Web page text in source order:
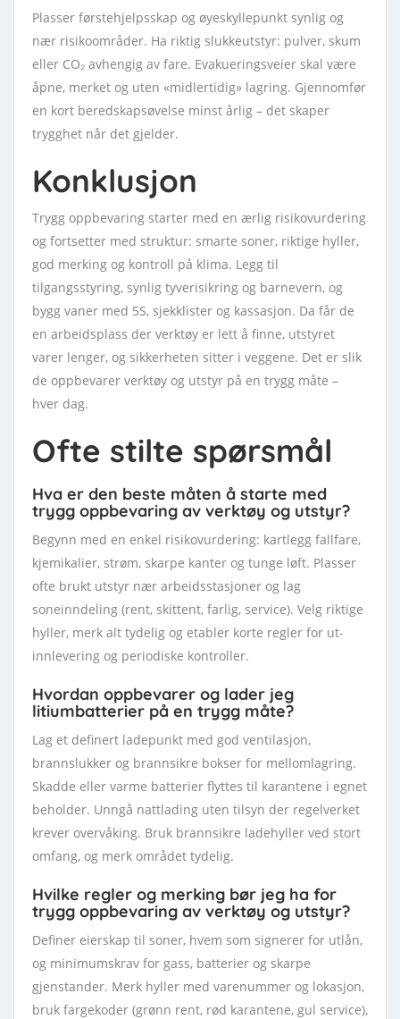
Plasser førstehjelpsskap og øyeskyllepunkt synlig og
nær risikoområder. Ha riktig slukkeutstyr: pulver, skum
eller CO₂ avhengig av fare. Evakueringsveier skal være
åpne, merket og uten «midlertidig» lagring. Gjennomfør
en kort beredskapsøvelse minst årlig – det skaper
trygghet når det gjelder.
Konklusjon
Trygg oppbevaring starter med en ærlig risikovurdering
og fortsetter med struktur: smarte soner, riktige hyller,
god merking og kontroll på klima. Legg til
tilgangsstyring, synlig tyverisikring og barnevern, og
bygg vaner med 5S, sjekklister og kassasjon. Da får de
en arbeidsplass der verktøy er lett å finne, utstyret
varer lenger, og sikkerheten sitter i veggene. Det er slik
de oppbevarer verktøy og utstyr på en trygg måte –
hver dag.
Ofte stilte spørsmål
Hva er den beste måten å starte med
trygg oppbevaring av verktøy og utstyr?
Begynn med en enkel risikovurdering: kartlegg fallfare,
kjemikalier, strøm, skarpe kanter og tunge løft. Plasser
ofte brukt utstyr nær arbeidsstasjoner og lag
soneinndeling (rent, skittent, farlig, service). Velg riktige
hyller, merk alt tydelig og etabler korte regler for ut-
innlevering og periodiske kontroller.
Hvordan oppbevarer og lader jeg
litiumbatterier på en trygg måte?
Lag et definert ladepunkt med god ventilasjon,
brannslukker og brannsikre bokser for mellomlagring.
Skadde eller varme batterier flyttes til karantene i egnet
beholder. Unngå nattlading uten tilsyn der regelverket
krever overvåking. Bruk brannsikre ladehyller ved stort
omfang, og merk området tydelig.
Hvilke regler og merking bør jeg ha for
trygg oppbevaring av verktøy og utstyr?
Definer eierskap til soner, hvem som signerer for utlån,
og minimumskrav for gass, batterier og skarpe
gjenstander. Merk hyller med varenummer og lokasjon,
bruk fargekoder (grønn rent, rød karantene, gul service),